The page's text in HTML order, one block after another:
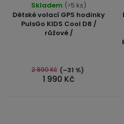
Dětské volací GPS hodinky
PulsGo KIDS Cool D8 /
růžové /
Skladem (>5 ks)
1 990 Kč
2 890 Kč (–31 %)